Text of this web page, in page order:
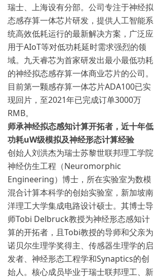
瑞士、上海设有分部。公司专注于神经拟
态感存算一体芯片研发，提供人工智能系
统高效低耗运行的最新解决方案，广泛应
用于AIoT等对低功耗延时需求强烈的领
域。九天睿芯为首家研发出最小最低功耗
的神经拟态感存算一体商业芯片的公司。
目前第一颗感存算一体芯片ADA100已实
现回片，至2021年已完成订单3000万
RMB。
师承神经拟态感知计算开拓者，近十年低
功耗uW级模拟及神经形态计算经验
创始人刘洪杰为瑞士苏黎世联邦理工学院
神经仿生工程（Neuromorphic
Engineering）博士，所在实验室为数模
混合计算本科学的创始实验室，新加坡南
洋理工大学集成电路设计硕士。其博士导
师Tobi Delbruck教授为神经形态感知计
算的开拓者，且Tobi教授的导师和父亲为
诺贝尔生理学奖得主、传感器生理学的启
发者、神经形态工程学和Synaptics的创
始人。核心成员毕业于瑞士联邦理工、新